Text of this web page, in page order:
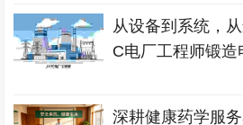
从设备到系统，
C电厂工程师锻造
深耕健康药学服